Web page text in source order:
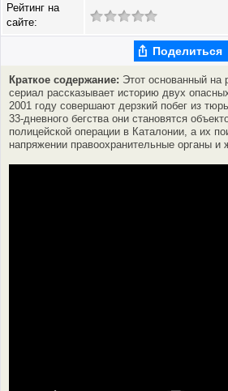
Рейтинг на
сайте:
Поделиться
Краткое содержание: Этот основанный на
сериал рассказывает историю двух
2001 году совершают дерзкий побег из
33-дневного бегства они становятся
полицейской операции в Каталонии, а их
напряжении правоохранительные органы и